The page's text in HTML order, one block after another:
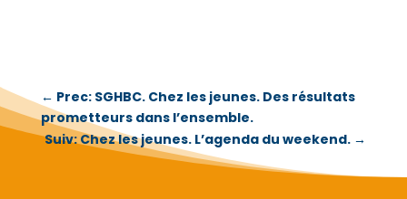
← Prec: SGHBC. Chez les jeunes. Des résultats
prometteurs dans l’ensemble.
Suiv: Chez les jeunes. L’agenda du weekend. →